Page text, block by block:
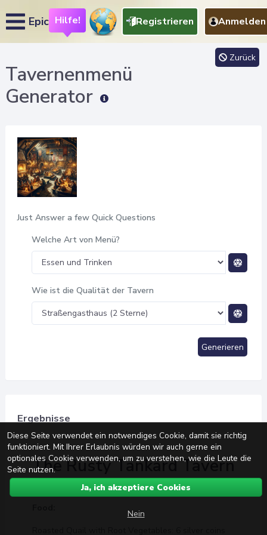
Epic Hilfe! Registrieren Anmelden
Tavernenmenü
Generator
Zurück
Just Answer a few Quick Questions
Welche Art von Menü?
Wie ist die Qualität der Tavern
Generieren
Ergebnisse
The Rusty Tankard Tavern
Menu
Diese Seite verwendet ein notwendiges Cookie, damit sie richtig
funktioniert. Mit Ihrer Erlaubnis würden wir auch gerne ein
optionales Cookie verwenden, um zu verstehen, wie die Leute die
Seite nutzen.
Ja, ich akzeptiere Cookies
Nein